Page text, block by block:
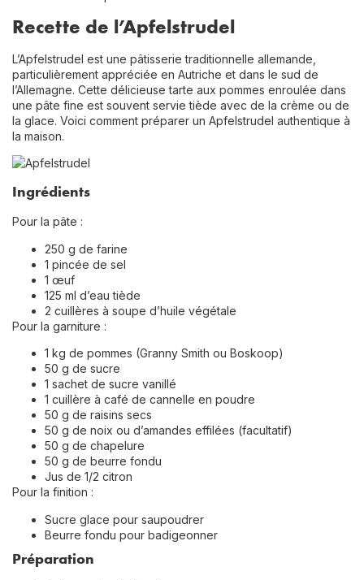
Recette de l’Apfelstrudel
L’Apfelstrudel est une pâtisserie traditionnelle allemande,
particulièrement appréciée en Autriche et dans le sud de
l’Allemagne. Cette délicieuse tarte aux pommes enroulée dans
une pâte fine est souvent servie tiède avec de la crème ou de
la glace. Voici comment préparer un Apfelstrudel authentique à
la maison.
Ingrédients
Pour la pâte :
250 g de farine
1 pincée de sel
1 œuf
125 ml d’eau tiède
2 cuillères à soupe d’huile végétale
Pour la garniture :
1 kg de pommes (Granny Smith ou Boskoop)
50 g de sucre
1 sachet de sucre vanillé
1 cuillère à café de cannelle en poudre
50 g de raisins secs
50 g de noix ou d’amandes effilées (facultatif)
50 g de chapelure
50 g de beurre fondu
Jus de 1/2 citron
Pour la finition :
Sucre glace pour saupoudrer
Beurre fondu pour badigeonner
Préparation